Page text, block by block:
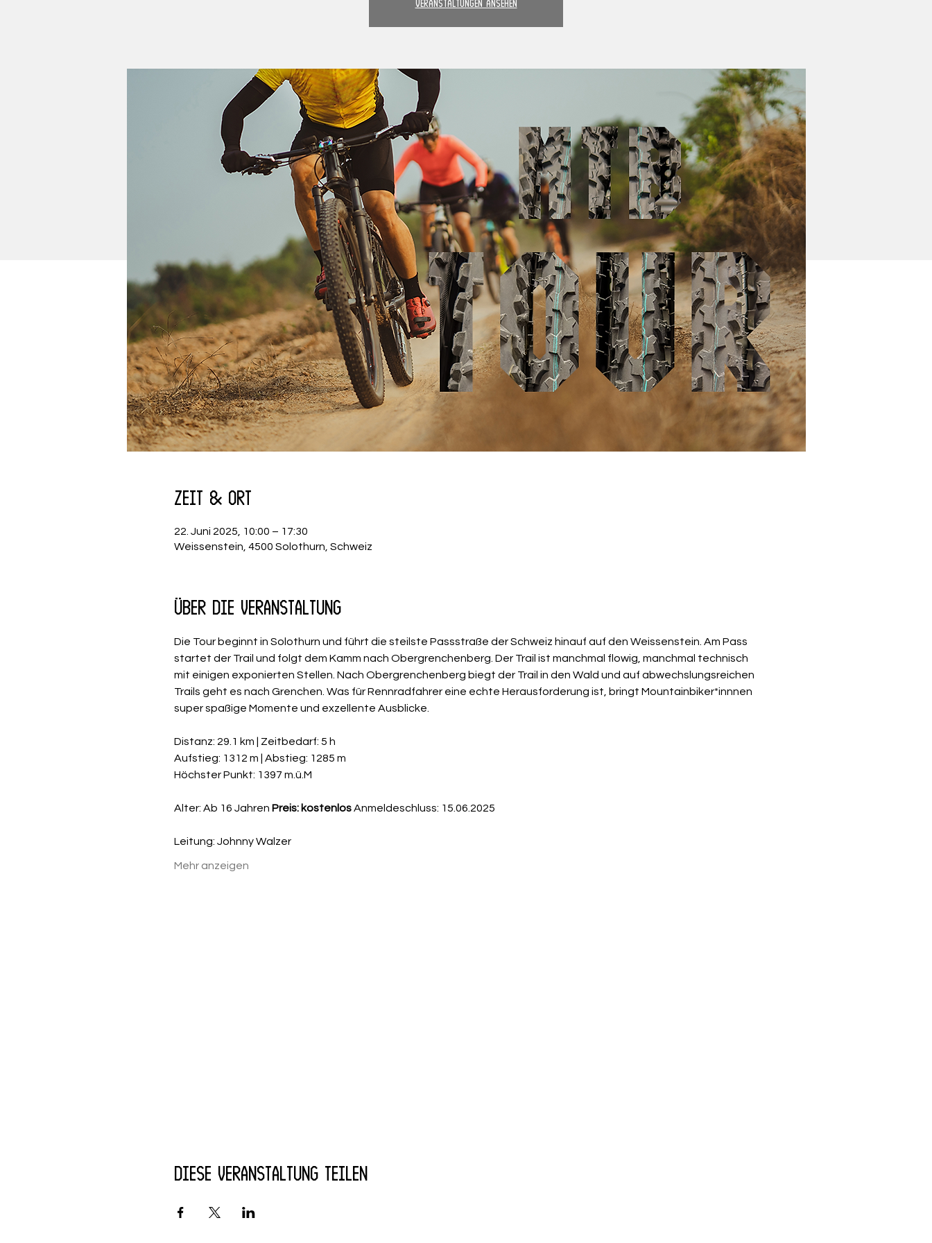
Veranstaltungen ansehen
Zeit & Ort
22. Juni 2025, 10:00 – 17:30
Weissenstein, 4500 Solothurn, Schweiz
Über die Veranstaltung
Die Tour beginnt in Solothurn und führt die steilste Passstraße der Schweiz hinauf auf den Weissenstein. Am Pass
startet der Trail und folgt dem Kamm nach Obergrenchenberg. Der Trail ist manchmal flowig, manchmal technisch
mit einigen exponierten Stellen. Nach Obergrenchenberg biegt der Trail in den Wald und auf abwechslungsreichen
Trails geht es nach Grenchen. Was für Rennradfahrer eine echte Herausforderung ist, bringt Mountainbiker*innnen
super spaßige Momente und exzellente Ausblicke.
Distanz: 29.1 km | Zeitbedarf: 5 h
Aufstieg: 1312 m | Abstieg: 1285 m
Höchster Punkt: 1397 m.ü.M
Alter: Ab 16 Jahren Preis: kostenlos Anmeldeschluss: 15.06.2025
Leitung: Johnny Walzer
Mehr anzeigen
Diese Veranstaltung teilen